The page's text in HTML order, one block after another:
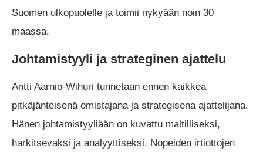
Suomen ulkopuolelle ja toimii nykyään noin 30
maassa.
Johtamistyyli ja strateginen ajattelu
Antti Aarnio-Wihuri tunnetaan ennen kaikkea
pitkäjänteisenä omistajana ja strategisena ajattelijana.
Hänen johtamistyyliään on kuvattu maltilliseksi,
harkitsevaksi ja analyyttiseksi. Nopeiden irtiottojen